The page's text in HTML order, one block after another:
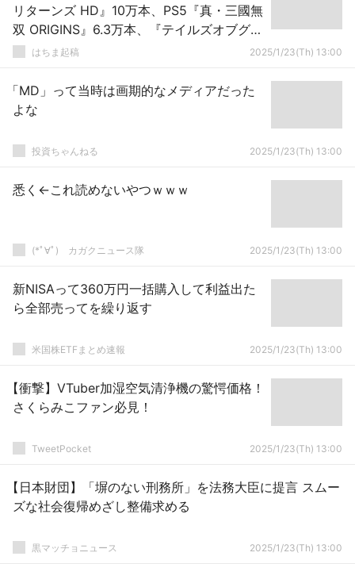
リターンズ HD』10万本、PS5『真・三國無
双 ORIGINS』6.3万本、『テイルズオブグレ
イセス エフ リマスター』計4.1万本
はちま起稿 2025/1/23(Th) 13:00
「MD」って当時は画期的なメディアだった
よな
投資ちゃんねる 2025/1/23(Th) 13:00
悉く←これ読めないやつｗｗｗ
(*ﾟ∀ﾟ)ゞカガクニュース隊 2025/1/23(Th) 13:00
新NISAって360万円一括購入して利益出た
ら全部売ってを繰り返す
米国株ETFまとめ速報 2025/1/23(Th) 13:00
【衝撃】VTuber加湿空気清浄機の驚愕価格！
さくらみこファン必見！
TweetPocket 2025/1/23(Th) 13:00
【日本財団】「塀のない刑務所」を法務大臣に提言 スムー
ズな社会復帰めざし整備求める
黒マッチョニュース 2025/1/23(Th) 13:00